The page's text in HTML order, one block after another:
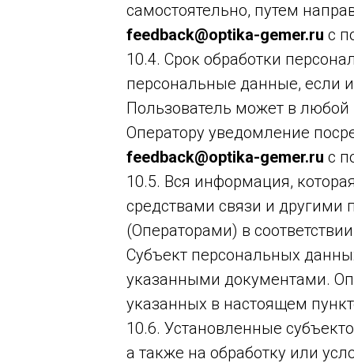
самостоятельно, путем
feedback@optika-gemer.ru с
10.4. Срок обработки
персональные данные, если
Пользователь может в любой
Оператору уведомление
feedback@optika-gemer.ru с
10.5. Вся информация,
средствами связи и другими
(Операторами) в
Субъект персональных
указанными документами.
указанных в настоящем
10.6. Установленные
а также на обработку или